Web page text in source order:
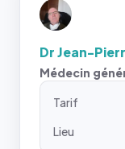
Dr Jean-
Médecin
Tarif
Lieu